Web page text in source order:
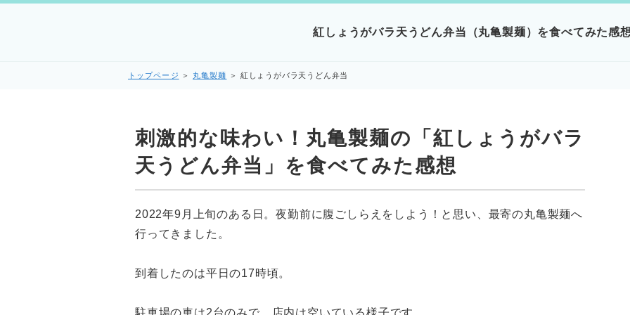
紅しょうがバラ天うどん弁当（丸亀製麺）を食べてみた感
トップページ ＞ 丸亀製麺 ＞ 紅しょうがバラ天うどん弁当
刺激的な味わい！丸亀製麺の「紅しょうがバラ
天うどん弁当」を食べてみた感想
2022年9月上旬のある日。夜勤前に腹ごしらえをしよう！と思い、最寄の丸亀製麺へ
行ってきました。
到着したのは平日の17時頃。
駐車場の車は2台のみで、店内は空いている様子です。